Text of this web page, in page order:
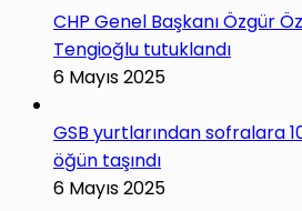
CHP Genel Başkanı Özgür
Tengioğlu tutuklandı
6 Mayıs 2025
GSB yurtlarından sofralara
öğün taşındı
6 Mayıs 2025